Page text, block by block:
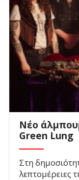
Νέο
Green Lung
Στη
λεπτομέρειες